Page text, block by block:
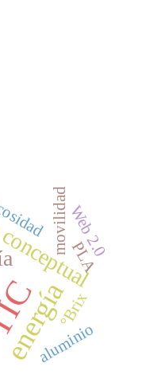
energía
movilidad
PLA
aluminio
°Brix
Web 2.0